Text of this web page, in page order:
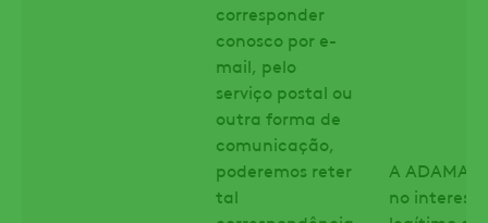
corresponder
conosco por e-
mail, pelo
serviço postal ou
outra forma de
comunicação,
poderemos reter
tal
A ADAMA
no interesse